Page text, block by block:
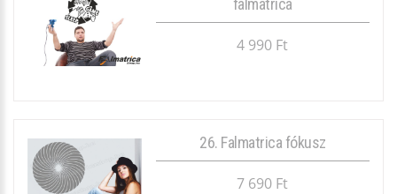
falmatrica
4 990 Ft
26. Falmatrica fókusz
7 690 Ft